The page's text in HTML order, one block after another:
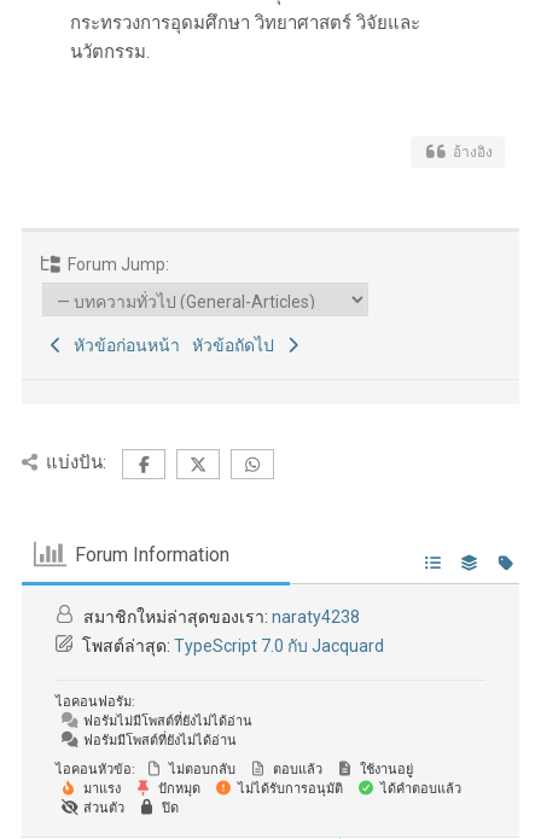
กระทรวงการอุดมศึกษา วิทยาศาสตร์ วิจัยและ
นวัตกรรม.
อ้างอิง
Forum Jump:
หัวข้อก่อนหน้า หัวข้อถัดไป
แบ่งปัน:
Forum Information
สมาชิกใหม่ล่าสุดของเรา: naraty4238
โพสต์ล่าสุด: TypeScript 7.0 กับ Jacquard
ไอคอนฟอรัม:
ฟอรัมไม่มีโพสต์ที่ยังไม่ได้อ่าน
ฟอรัมมีโพสต์ที่ยังไม่ได้อ่าน
ไอคอนหัวข้อ:
ไม่ตอบกลับ ตอบแล้ว
ใช้งานอยู่
มาแรง
ปักหมุด ไม่ได้รับการอนุมัติ
ได้คำตอบแล้ว
ส่วนตัว
ปิด